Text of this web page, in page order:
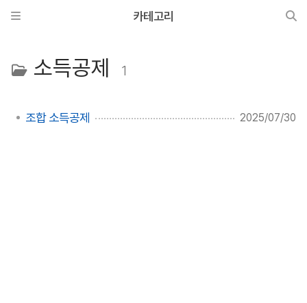
카테고리
소득공제 1
조합 소득공제 2025/07/30